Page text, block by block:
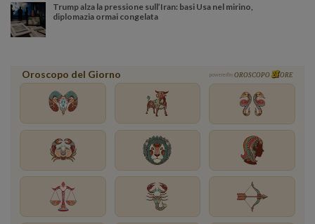
Trump alza la pressione sull’Iran: basi Usa nel mirino,
diplomazia ormai congelata
Oroscopo del Giorno powered by OROSCOPO ORE